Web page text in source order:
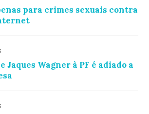
para crimes sexuais contra
Jaques Wagner à PF é adiado a